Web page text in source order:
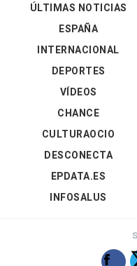
ÚLTIMAS NOTICIAS
ESPAÑA
INTERNACIONAL
DEPORTES
VÍDEOS
CHANCE
CULTURAOCIO
DESCONECTA
EPDATA.ES
INFOSALUS